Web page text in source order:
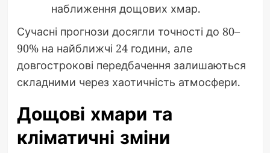
наближення дощових хмар.
Сучасні прогнози досягли точності до 80–
90% на найближчі 24 години, але
довгострокові передбачення залишаються
складними через хаотичність атмосфери.
Дощові хмари та
кліматичні зміни